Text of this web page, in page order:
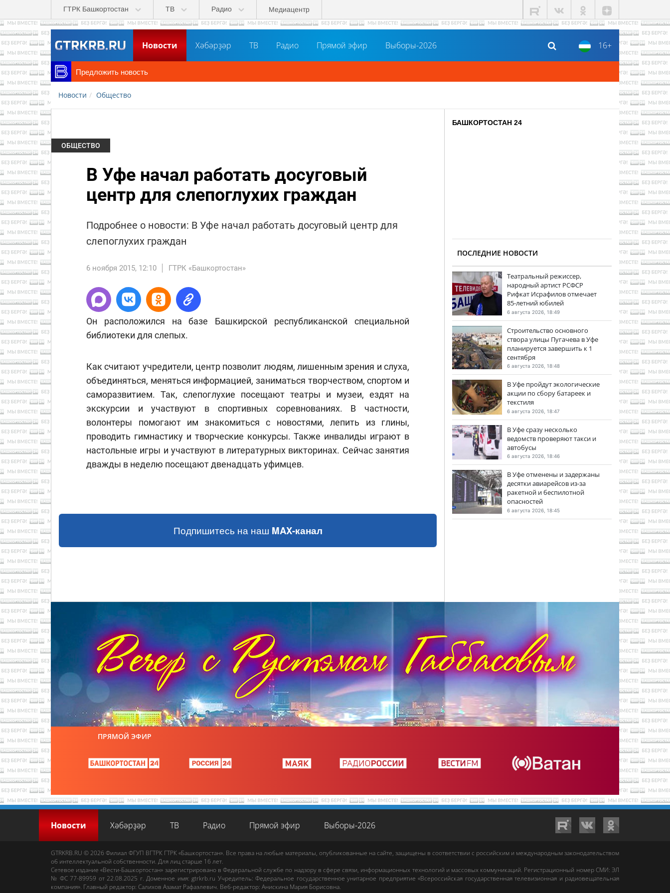
Перейти к основному содержанию
ГТРК Башкортостан ТВ Радио Медиацентр
16+
Новости Хәбәрҙәр ТВ Радио Прямой эфир Выборы-2026
Предложить новость
Новости Общество
ОБЩЕСТВО
В Уфе начал работать досуговый
центр для слепоглухих граждан
Подробнее о новости: В Уфе начал работать досуговый центр для
слепоглухих граждан
6 ноября 2015, 12:10 ГТРК «Башкортостан»
Он расположился на базе Башкирской республиканской специальной
библиотеки для слепых.
Как считают учредители, центр позволит людям, лишенным зрения и слуха,
объединяться, меняться информацией, заниматься творчеством, спортом и
саморазвитием. Так, слепоглухие посещают театры и музеи, ездят на
экскурсии и участвуют в спортивных соревнованиях. В частности,
волонтеры помогают им знакомиться с новостями, лепить из глины,
проводить гимнастику и творческие конкурсы. Также инвалиды играют в
настольные игры и участвуют в литературных викторинах. Сейчас занятия
дважды в неделю посещают двенадцать уфимцев.
Подпишитесь на наш MAX-канал
БАШКОРТОСТАН 24
ПОСЛЕДНИЕ НОВОСТИ
Театральный режиссер,
народный артист РСФСР
Рифкат Исрафилов отмечает
85-летний юбилей
6 августа 2026, 18:49
Строительство основного
створа улицы Пугачева в Уфе
планируется завершить к 1
сентября
6 августа 2026, 18:48
В Уфе пройдут экологические
акции по сбору батареек и
текстиля
6 августа 2026, 18:47
В Уфе сразу несколько
ведомств проверяют такси и
автобусы
6 августа 2026, 18:46
В Уфе отменены и задержаны
десятки авиарейсов из-за
ракетной и беспилотной
опасностей
6 августа 2026, 18:45
ПРЯМОЙ ЭФИР
Новости Хәбәрҙәр ТВ Радио Прямой эфир Выборы-2026
GTRKRB.RU © 2026 Филиал ФГУП ВГТРК ГТРК «Башкортостан». Все права на любые материалы, опубликованные на сайте, защищены в соответствии с российским и международным законодательством
об интеллектуальной собственности. Для лиц старше 16 лет.
Сетевое издание «Вести-Башкортостан» зарегистрировано в Федеральной службе по надзору в сфере связи, информационных технологий и массовых коммуникаций. Регистрационный номер СМИ: ЭЛ
№ ФС 77-89959 от 22.08.2025 г. Доменное имя:gtrkrb.ru Учредитель: Федеральное государственное унитарное предприятие «Всероссийская государственная телевизионная и радиовещательная
компания». Главный редактор: Салихов Азамат Рафаэлевич. Веб-редактор: Анискина Мария Борисовна.